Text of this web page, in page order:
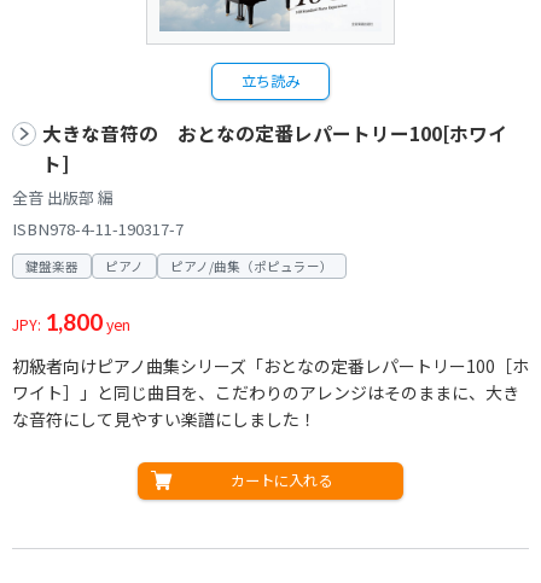
立ち読み
大きな音符の おとなの定番レパートリー100[ホワイ
ト]
全音 出版部 編
ISBN978-4-11-190317-7
鍵盤楽器 ピアノ ピアノ/曲集（ポピュラー）
JPY: 1,800yen
初級者向けピアノ曲集シリーズ「おとなの定番レパートリー100［ホ
ワイト］」と同じ曲目を、こだわりのアレンジはそのままに、大き
な音符にして見やすい楽譜にしました！
カートに入れる